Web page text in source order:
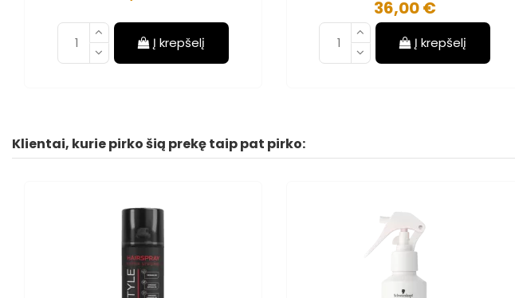
Į krepšelį
36,00 €
Į krepšelį
Klientai, kurie pirko šią prekę taip pat pirko: